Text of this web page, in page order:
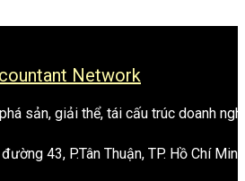
Network
sản, giải thể, tái cấu trúc doanh
43, P.Tân Thuận, TP. Hồ Chí Minh